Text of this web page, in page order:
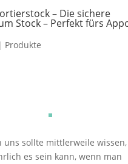
– Die sichere
Stock – Perfekt fürs
Produkte
uns sollte mittlerweile wissen,
es sein kann, wenn man